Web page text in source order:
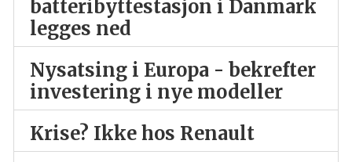
batteribyttestasjon i Danmark
legges ned
Nysatsing i Europa - bekrefter
investering i nye modeller
Krise? Ikke hos Renault